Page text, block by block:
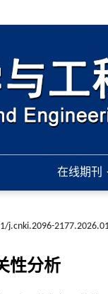
在线期刊
j.cnki.2096-
性分析